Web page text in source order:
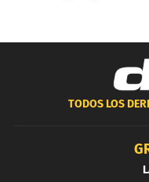
TODOS LOS